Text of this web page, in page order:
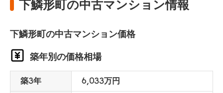
下鱗形町の中古マンション情報
下鱗形町の中古マンション価格
築年別の価格相場
築3年 6,033万円